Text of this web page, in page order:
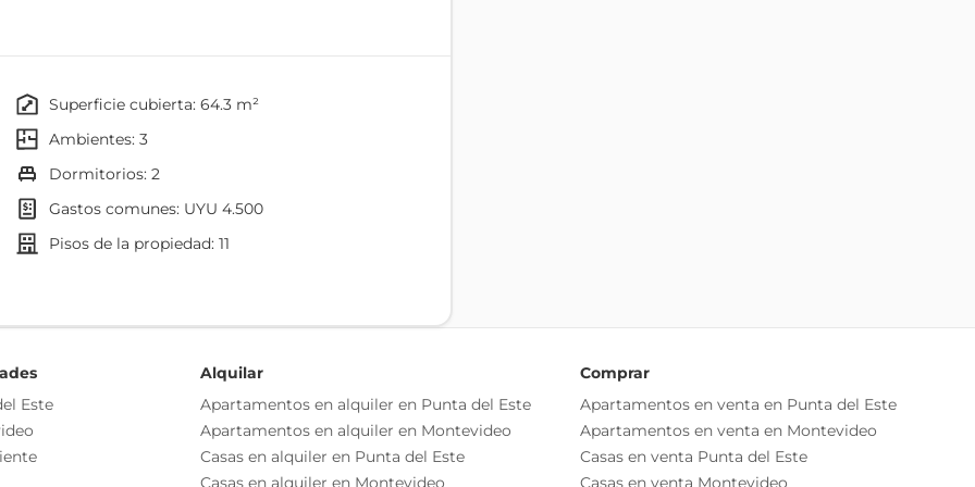
superficie cubierta: 64.3 m²
ambientes: 3
dormitorios: 2
gastos comunes: UYU 4.500
pisos de la propiedad: 11
Este
Alquilar
Apartamentos en alquiler en Punta del Este
Apartamentos en alquiler en Montevideo
Casas en alquiler en Punta del Este
Casas en alquiler en Montevideo
Comprar
Apartamentos en venta en Punta del Este
Apartamentos en venta en Montevideo
Casas en venta Punta del Este
Casas en venta Montevideo